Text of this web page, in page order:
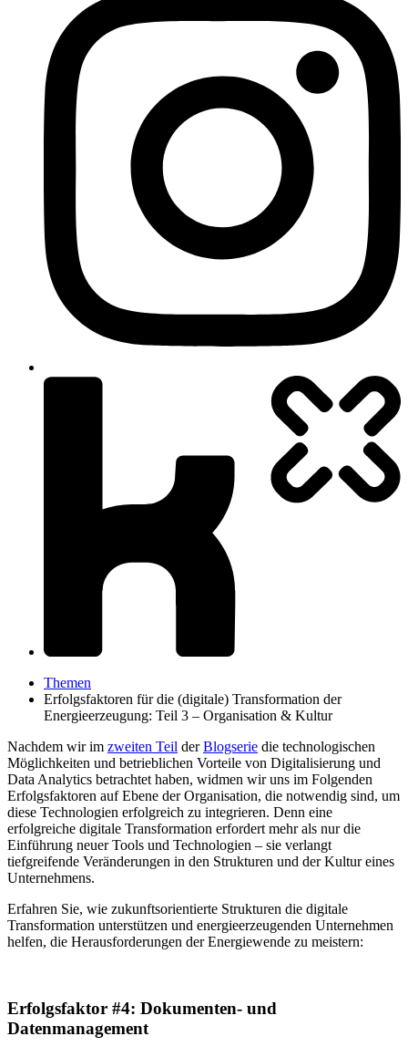
Themen
Erfolgsfaktoren für die (digitale) Transformation der
Energieerzeugung: Teil 3 – Organisation & Kultur
Nachdem wir im zweiten Teil derBlogserie die technologischen
Möglichkeiten und betrieblichen Vorteile von Digitalisierung und
Data Analytics betrachtet haben, widmen wir uns im Folgenden
Erfolgsfaktoren auf Ebene der Organisation, die notwendig sind, um
diese Technologien erfolgreich zu integrieren. Denn eine
erfolgreiche digitale Transformation erfordert mehr als nur die
Einführung neuer Tools und Technologien – sie verlangt
tiefgreifende Veränderungen in den Strukturen und der Kultur eines
Unternehmens.
Erfahren Sie, wie zukunftsorientierte Strukturen die digitale
Transformation unterstützen und energieerzeugenden Unternehmen
helfen, die Herausforderungen der Energiewende zu meistern:
Erfolgsfaktor #4: Dokumenten-​ und
Datenmanagement